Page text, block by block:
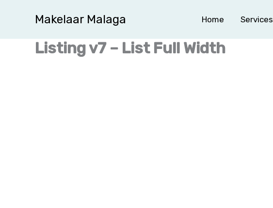
Makelaar Malaga Home Services
Listing v7 – List Full Width